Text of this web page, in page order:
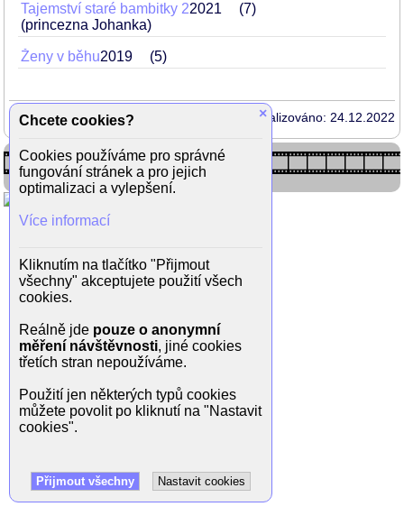
Tajemství staré bambitky 22021
7
(princezna Johanka)
Ženy v běhu2019 5
Aktualizováno: 24.12.2022
×
Chcete cookies?
Cookies používáme pro správné
fungování stránek a pro jejich
optimalizaci a vylepšení.
Více informací
Kliknutím na tlačítko "Přijmout
všechny" akceptujete použití všech
cookies.
Reálně jde pouze o anonymní
měření návštěvnosti, jiné cookies
třetích stran nepoužíváme.
Použití jen některých typů cookies
můžete povolit po kliknutí na "Nastavit
cookies".
Přijmout všechny Nastavit cookies